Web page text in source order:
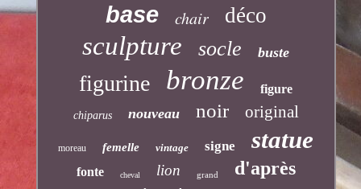
base chair déco
sculpture socle buste
figurine bronze figure
chiparus nouveau noir original
moreau femelle vintage signe statue
fonte cheval lion grand d'après